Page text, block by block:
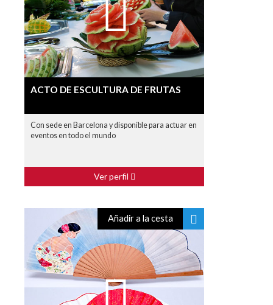
ACTO DE ESCULTURA DE FRUTAS
Con sede en Barcelona y disponible para actuar en
eventos en todo el mundo
Ver perfil
Añadir a la cesta